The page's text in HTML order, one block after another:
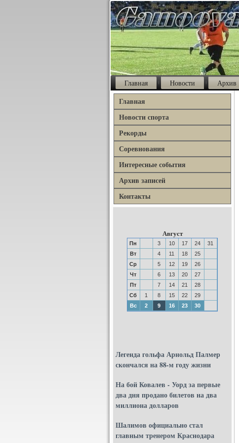
Главная Новости Архив
Главная
Новости спорта
Рекорды
Соревнования
Интересные события
Архив записей
Контакты
Август
Пн 3 10 17 24
31
Вт
4 11 18
25
Ср
5 12 19
26
Чт
6 13 20
27
Пт
7 14 21
28
Сб
1 8 15 22
29
Вс
2 9 16 23 30
Легенда гольфа Арнольд Палмер
скончался на 88-м году жизни
На бой Ковалев - Уорд за первые
два дня продано билетов на два
миллиона долларов
Шалимов официально стал
главным тренером Краснодара